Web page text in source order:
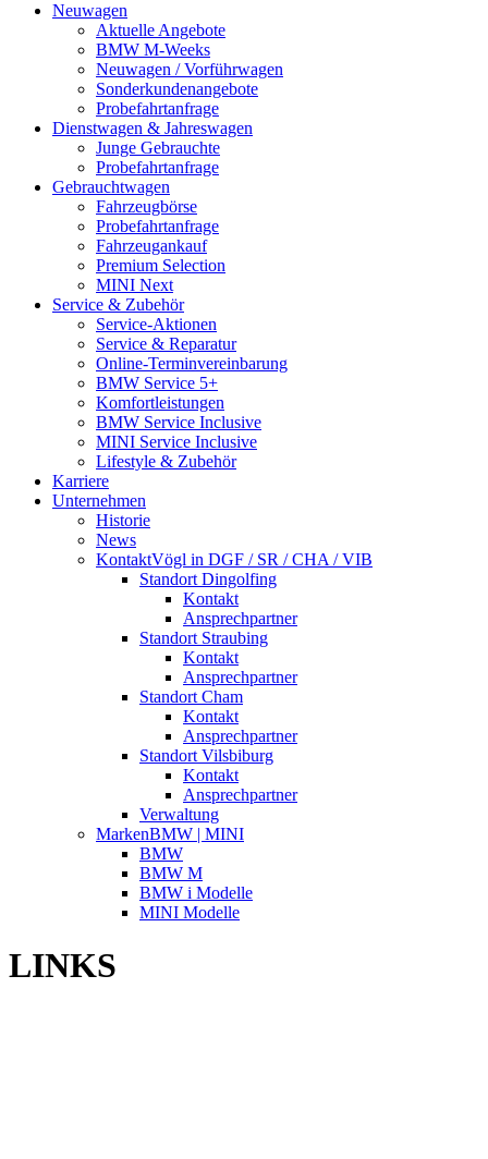
Neuwagen
Aktuelle Angebote
BMW M-Weeks
Neuwagen / Vorführwagen
Sonderkunden­angebote
Probefahrt­anfrage
Dienstwagen & Jahreswagen
Junge Gebrauchte
Probefahrt­anfrage
Gebrauchtwagen
Fahrzeugbörse
Probefahrt­anfrage
Fahrzeugankauf
Premium Selection
MINI Next
Service & Zubehör
Service-Aktionen
Service & Reparatur
Online-Termin­vereinbarung
BMW Service 5+
Komfort­leistungen
BMW Service Inclusive
MINI Service Inclusive
Lifestyle & Zubehör
Karriere
Unternehmen
Historie
News
KontaktVögl in DGF / SR / CHA / VIB
Standort Dingolfing
Kontakt
Ansprechpartner
Standort Straubing
Kontakt
Ansprechpartner
Standort Cham
Kontakt
Ansprechpartner
Standort Vilsbiburg
Kontakt
Ansprechpartner
Verwaltung
MarkenBMW | MINI
BMW
BMW M
BMW i Modelle
MINI Modelle
LINKS